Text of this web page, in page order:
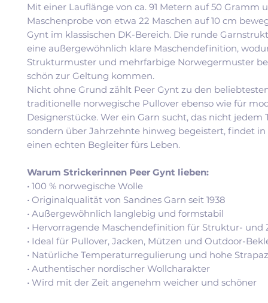
Mit einer Lauflänge von ca. 91 Metern auf 50 Gramm
Maschenprobe von etwa 22 Maschen auf 10 cm
Gynt im klassischen DK-Bereich. Die runde
eine außergewöhnlich klare Maschendefinition,
Strukturmuster und mehrfarbige Norwegermuster
schön zur Geltung kommen.
Nicht ohne Grund zählt Peer Gynt zu den
traditionelle norwegische Pullover ebenso wie für
Designerstücke. Wer ein Garn sucht, das nicht jedem
sondern über Jahrzehnte hinweg begeistert, findet in
einen echten Begleiter fürs Leben.
Warum Strickerinnen Peer Gynt lieben:
• 100 % norwegische Wolle
• Originalqualität von Sandnes Garn seit 1938
• Außergewöhnlich langlebig und formstabil
• Hervorragende Maschendefinition für Struktur- und
• Ideal für Pullover, Jacken, Mützen und Outdoor-
• Natürliche Temperaturregulierung und hohe
• Authentischer nordischer Wollcharakter
• Wird mit der Zeit angenehm weicher und schöner